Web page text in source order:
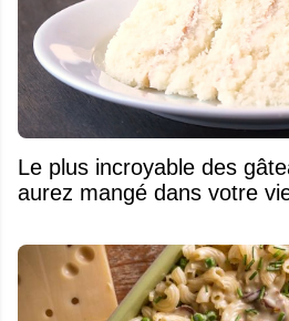
Le plus incroyable des
aurez mangé dans votre